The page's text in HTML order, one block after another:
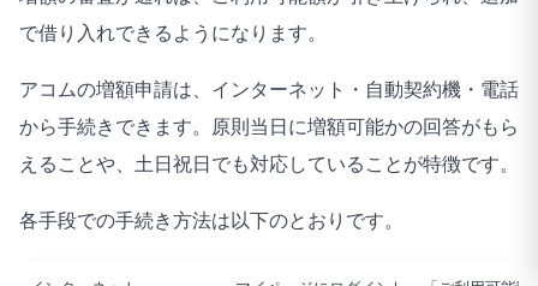
で借り入れできるようになります。
アコムの増額申請は、インターネット・自動契約機・電話
から手続きできます。原則当日に増額可能かの回答がもら
えることや、土日祝日でも対応していることが特徴です。
各手段での手続き方法は以下のとおりです。